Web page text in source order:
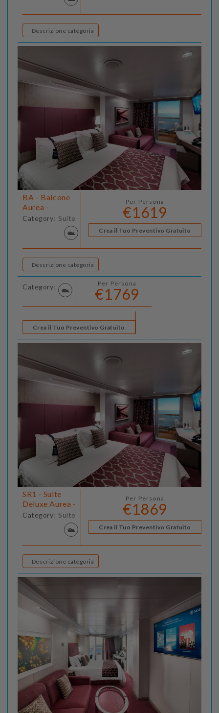
Descrizione categoria
BA - Balcone
Aurea -
Category: Suite
Per Persona
€1619
Crea il Tuo Preventivo Gratuito
Descrizione categoria
Category: Per Persona
€1769
Crea il Tuo Preventivo Gratuito
SR1 - Suite
Deluxe Aurea -
Category: Suite
Per Persona
€1869
Crea il Tuo Preventivo Gratuito
Descrizione categoria